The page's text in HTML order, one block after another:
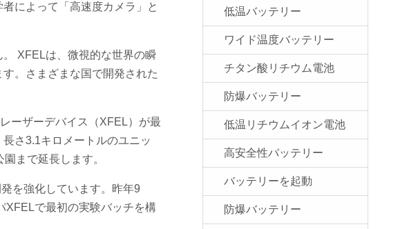
によって「高速度カメラ」と
XFELは、微視的な世界の瞬
。さまざまな国で開発された
ーザーデバイス（XFEL）が最
さ3.1キロメートルのユニッ
まで延長します。
を強化しています。昨年9
XFELで最初の実験バッチを構
低温バッテリー
ワイド温度バッテリー
チタン酸リチウム電池
防爆バッテリー
低温リチウムイオン電池
高安全性バッテリー
バッテリーを起動
防爆バッテリー